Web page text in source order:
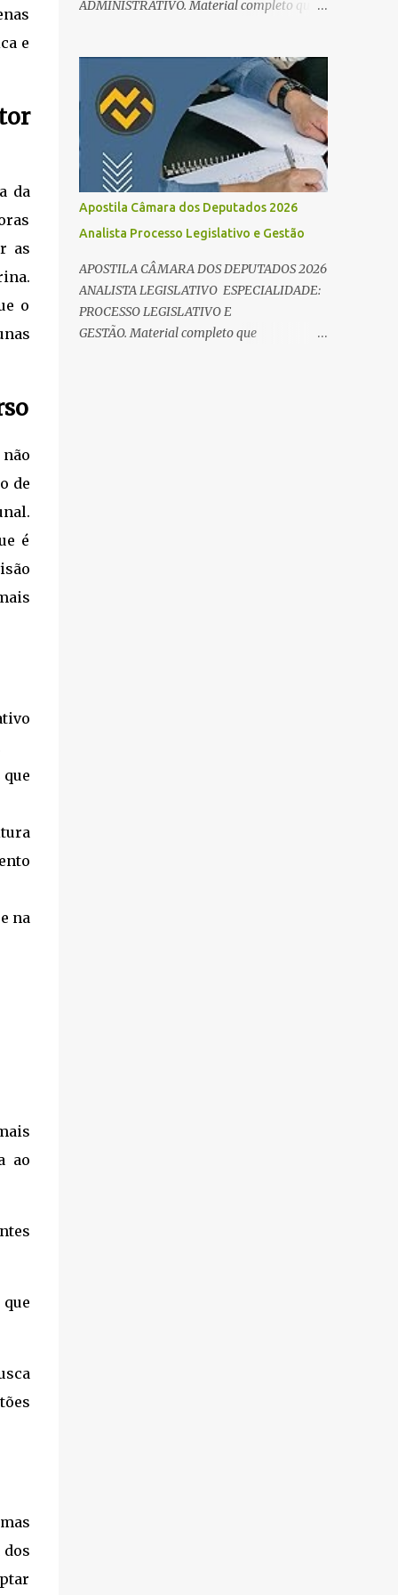
e
da
as
o
de
é
na
ao
dos
e Direito Administrativo). 🔄 2. Revisão
ADMINISTRATIVO. Material completo que
exigidos no edital para esse cargo.
Oportunidade de Ouro: R$ 30,8 mil iniciais O
edital do Concurso Câmara dos Deputados
2026 já é realidade, e o cargo de Analista
Legislativo (Processo Legislativo e Gestão) se
destaca como uma das melhores
oportunidades do ano. Com exigência de
nível superior em qualquer área, o certame
oferece 35 vagas imediatas e salários que
ultrapassam os R$ 30 mil . O que estudar
para Processo Legislativo e Gestão? Para
vencer a concorrência da banca Cebraspe , o
candidato precisa dominar o conteúdo
Apostila Câmara dos Deputados 2026
Analista Processo Legislativo e Gestão
APOSTILA CÂMARA DOS DEPUTADOS 2026
ANALISTA LEGISLATIVO ESPECIALIDADE:
PROCESSO LEGISLATIVO E
GESTÃO. Material completo que